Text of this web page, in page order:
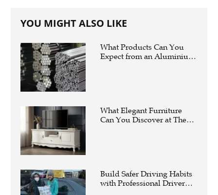
YOU MIGHT ALSO LIKE
What Products Can You
Expect from an Aluminium
What Elegant Furniture
Can You Discover at The
Build Safer Driving Habits
with Professional Driver